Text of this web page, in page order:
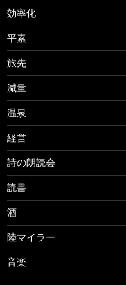
効率化
平素
旅先
減量
温泉
経営
詩の朗読会
読書
酒
陸マイラー
音楽